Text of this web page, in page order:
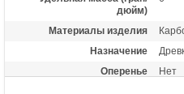
дюйм)
Материалы изделия
Назначение
Оперенье
Нет